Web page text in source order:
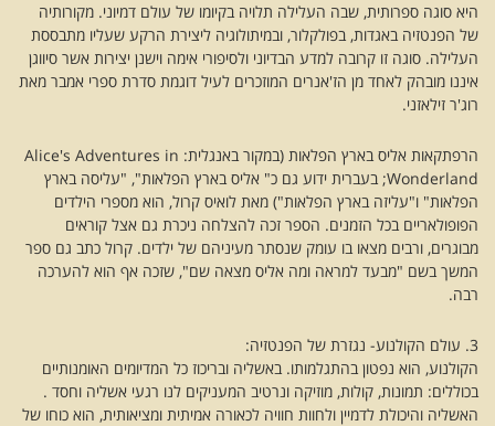
היא סוגה ספרותית, שבה העלילה תלויה בקיומו של עולם דמיוני. מקורותיה
של הפנטזיה באגדות, בפולקלור, ובמיתולוגיה ליצירת הרקע שעליו מתבססת
העלילה. סוגה זו קרובה למדע הבדיוני ולסיפורי אימה וישנן יצירות אשר סיווגן
איננו מובהק לאחד מן הז'אנרים המוזכרים לעיל דוגמת סדרת ספרי אמבר מאת
רוג'ר זילאזני.
הרפתקאות אליס‏ בארץ הפלאות (במקור באנגלית: Alice's Adventures in
Wonderland; בעברית ידוע גם כ" אליס בארץ הפלאות", "עליסה בארץ
הפלאות" ו"עליזה בארץ הפלאות") מאת לואיס קרול, הוא מספרי הילדים
הפופולאריים בכל הזמנים. הספר זכה להצלחה ניכרת גם אצל קוראים
מבוגרים, ורבים מצאו בו עומק שנסתר מעיניהם של ילדים. קרול כתב גם ספר
המשך בשם "מבעד למראה ומה אליס מצאה שם", שזכה אף הוא להערכה
רבה.
3. עולם הקולנוע- נגזרת של הפנטזיה:
הקולנוע, הוא נפטון בהתגלמותו. באשליה ובריכוז כל המדיומים האומנותיים
בכוללים: תמונות, קולות, מוזיקה ונרטיב המעניקים לנו רגעי אשליה וחסד .
האשליה והיכולת לדמיין ולחוות חוויה לכאורה אמיתית ומציאותית, הוא כוחו של